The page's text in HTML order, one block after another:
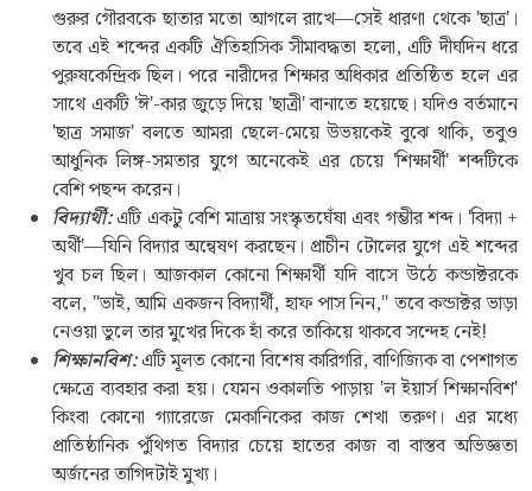
গুরুর গৌরবকে ছাতার মতো আগলে রাখে—সেই ধারণা থেকে 'ছাত্র'।
তবে এই শব্দের একটি ঐতিহাসিক সীমাবদ্ধতা হলো, এটি দীর্ঘদিন ধরে
পুরুষকেন্দ্রিক ছিল। পরে নারীদের শিক্ষার অধিকার প্রতিষ্ঠিত হলে এর
সাথে একটি 'ঈ'-কার জুড়ে দিয়ে 'ছাত্রী' বানাতে হয়েছে। যদিও বর্তমানে
'ছাত্র সমাজ' বলতে আমরা ছেলে-মেয়ে উভয়কেই বুঝে থাকি, তবুও
আধুনিক লিঙ্গ-সমতার যুগে অনেকেই এর চেয়ে 'শিক্ষার্থী' শব্দটিকে
বেশি পছন্দ করেন।
বিদ্যার্থী:এটি একটু বেশি মাত্রায় সংস্কৃতঘেঁষা এবং গম্ভীর শব্দ। 'বিদ্যা +
অর্থী'—যিনি বিদ্যার অন্বেষণ করছেন। প্রাচীন টোলের যুগে এই শব্দের
খুব চল ছিল। আজকাল কোনো শিক্ষার্থী যদি বাসে উঠে কন্ডাক্টরকে
বলে, "ভাই, আমি একজন বিদ্যার্থী, হাফ পাস নিন," তবে কন্ডাক্টর ভাড়া
নেওয়া ভুলে তার মুখের দিকে হাঁ করে তাকিয়ে থাকবে সন্দেহ নেই!
শিক্ষানবিশ:এটি মূলত কোনো বিশেষ কারিগরি, বাণিজ্যিক বা পেশাগত
ক্ষেত্রে ব্যবহার করা হয়। যেমন ওকালতি পাড়ায় 'ল ইয়ার্স শিক্ষানবিশ'
কিংবা কোনো গ্যারেজে মেকানিকের কাজ শেখা তরুণ। এর মধ্যে
প্রাতিষ্ঠানিক পুঁথিগত বিদ্যার চেয়ে হাতের কাজ বা বাস্তব অভিজ্ঞতা
অর্জনের তাগিদটাই মুখ্য।